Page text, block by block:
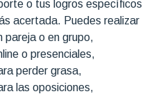
o tus logros específicos
acertada. Puedes realizar
pareja o en grupo,
o presenciales,
perder grasa,
las oposiciones,